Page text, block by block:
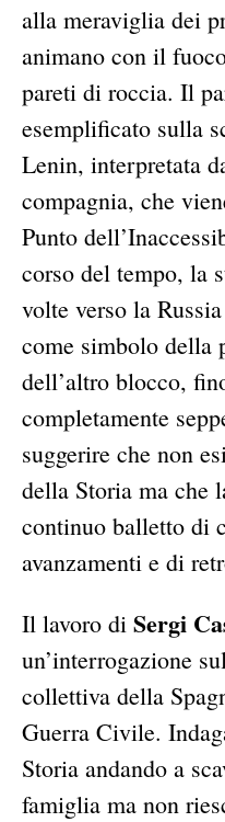
alla meraviglia dei
animano con il
pareti di roccia. Il
esemplificato sulla
Lenin, interpretata
compagnia, che
Punto
corso del tempo, la
volte verso la
come simbolo della
dell’altro blocco,
completamente
suggerire che non
della Storia ma che
continuo balletto di
avanzamenti e di
Il lavoro di Sergi
un’interrogazione
collettiva della
Guerra Civile.
Storia andando a
famiglia ma non